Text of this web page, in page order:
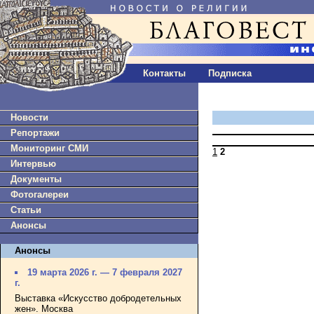
Контакты Подписка
Новости
Репортажи
Мониторинг СМИ
Интервью
Документы
Фотогалереи
Статьи
Анонсы
Анонсы
19 марта 2026 г. — 7 февраля 2027
г.
Выставка «Искусство добродетельных
жен». Москва
1 2